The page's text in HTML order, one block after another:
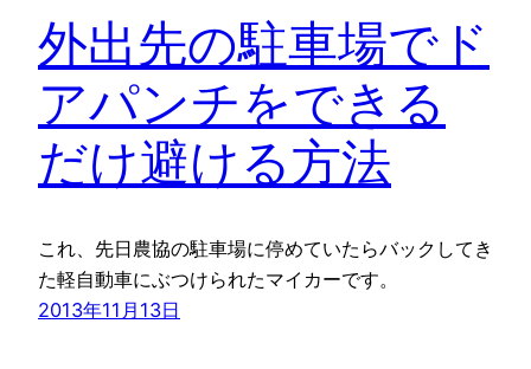
外出先の駐車場でド
アパンチをできる
だけ避ける方法
これ、先日農協の駐車場に停めていたらバックしてき
た軽自動車にぶつけられたマイカーです。
2013年11月13日